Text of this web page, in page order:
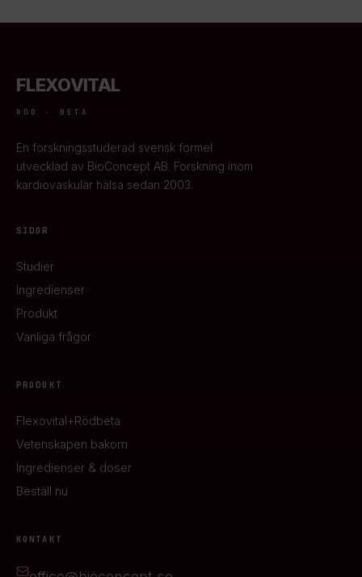
FLEXOVITAL
RÖD · BETA
En forskningsstuderad svensk formel
utvecklad av BioConcept AB. Forskning inom
kardiovaskulär hälsa sedan 2003.
SIDOR
Studier
Ingredienser
Produkt
Vanliga frågor
PRODUKT
Flexovital+Rödbeta
Vetenskapen bakom
Ingredienser & doser
Beställ nu
KONTAKT